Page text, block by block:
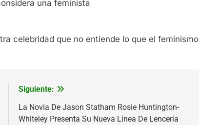
una feminista
celebridad que no entiende lo que el feminismo
Siguiente:
La Novia De Jason Statham Rosie Huntington-
Whiteley Presenta Su Nueva Línea De Lencería